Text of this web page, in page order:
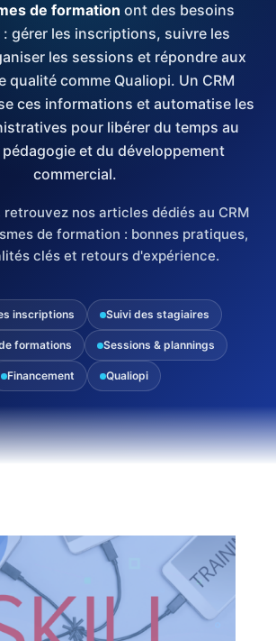
de formation ont des besoins
gérer les inscriptions, suivre les
les sessions et répondre aux
qualité comme Qualiopi. Un CRM
ces informations et automatise les
pour libérer du temps au
et du développement
commercial.
nos articles dédiés au CRM
de formation : bonnes pratiques,
clés et retours d'expérience.
inscriptions Suivi des stagiaires
formations Sessions & plannings
Financement Qualiopi